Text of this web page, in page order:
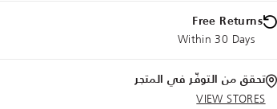
Free Returns
Within 30 Days
تحقق من التوفّر في المتجر
VIEW STORES